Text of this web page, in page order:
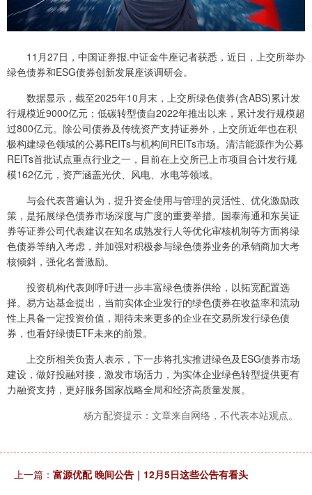
11月27日，中国证券报.中证金牛座记者获悉，近日，上交所举办
绿色债券和ESG债券创新发展座谈调研会。
数据显示，截至2025年10月末，上交所绿色债券(含ABS)累计发
行规模近9000亿元；低碳转型债自2022年推出以来，累计发行规模超
过800亿元。除公司债券及传统资产支持证券外，上交所近年也在积
极构建绿色领域的公募REITs与机构间REITs市场。清洁能源作为公募
REITs首批试点重点行业之一，目前在上交所已上市项目合计发行规
模162亿元，资产涵盖光伏、风电、水电等领域。
与会代表普遍认为，提升资金使用与管理的灵活性、优化激励政
策，是拓展绿色债券市场深度与广度的重要举措。国泰海通和东吴证
券等证券公司代表建议在知名成熟发行人等优化审核机制等方面将绿
色债券等纳入考虑，并加强对积极参与绿色债券业务的承销商加大考
核倾斜，强化名誉激励。
投资机构代表则呼吁进一步丰富绿色债券供给，以拓宽配置选
择。易方达基金提出，当前实体企业发行的绿色债券在收益率和流动
性上具备一定投资价值，期待未来更多的企业在交易所发行绿色债
券，也看好绿债ETF未来的前景。
上交所相关负责人表示，下一步将扎实推进绿色及ESG债券市场
建设，做好投融对接，激发市场活力，为实体企业绿色转型提供更有
力融资支持，更好服务国家战略全局和经济高质量发展。
杨方配资提示：文章来自网络，不代表本站观点。
上一篇： 富源优配 晚间公告｜12月5日这些公告有看头